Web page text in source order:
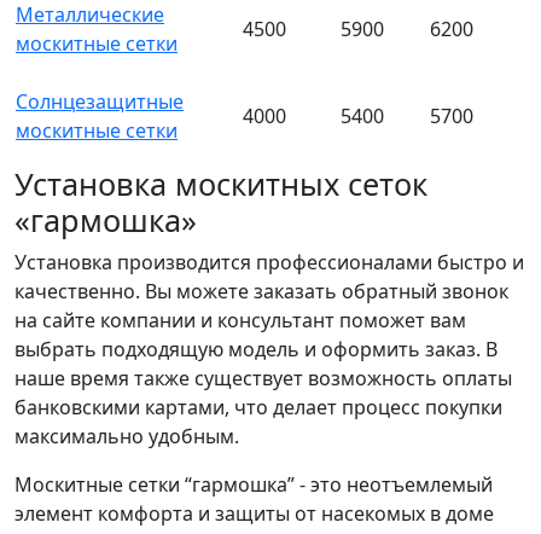
Металлические
москитные сетки
4500 5900 6200
Солнцезащитные
москитные сетки
4000 5400 5700
Установка москитных сеток
«гармошка»
Установка производится профессионалами быстро и
качественно. Вы можете заказать обратный звонок
на сайте компании и консультант поможет вам
выбрать подходящую модель и оформить заказ. В
наше время также существует возможность оплаты
банковскими картами, что делает процесс покупки
максимально удобным.
Москитные сетки “гармошка” - это неотъемлемый
элемент комфорта и защиты от насекомых в доме